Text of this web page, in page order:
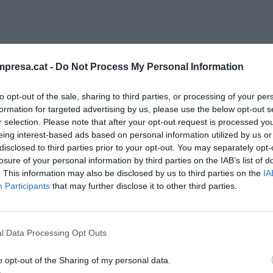
- Do Not Process My Personal Information
opt-out of the sale, sharing to third parties, or processing of your
for targeted advertising by us, please use the below opt-out
selection. Please note that after your opt-out request is processed
interest-based ads based on personal information utilized by us
to third parties prior to your opt-out. You may separately
of your personal information by third parties on the IAB’s list of
This information may also be disclosed by us to third parties on the
Participants that may further disclose it to other third parties.
Data Processing Opt Outs
opt-out of the Sharing of my personal data.
a un auditori que “Internet ha vingut per
capacitat d’anar tant pel davant de la
no movia els braços, de tant que li
punys emmidonats de la camisa.